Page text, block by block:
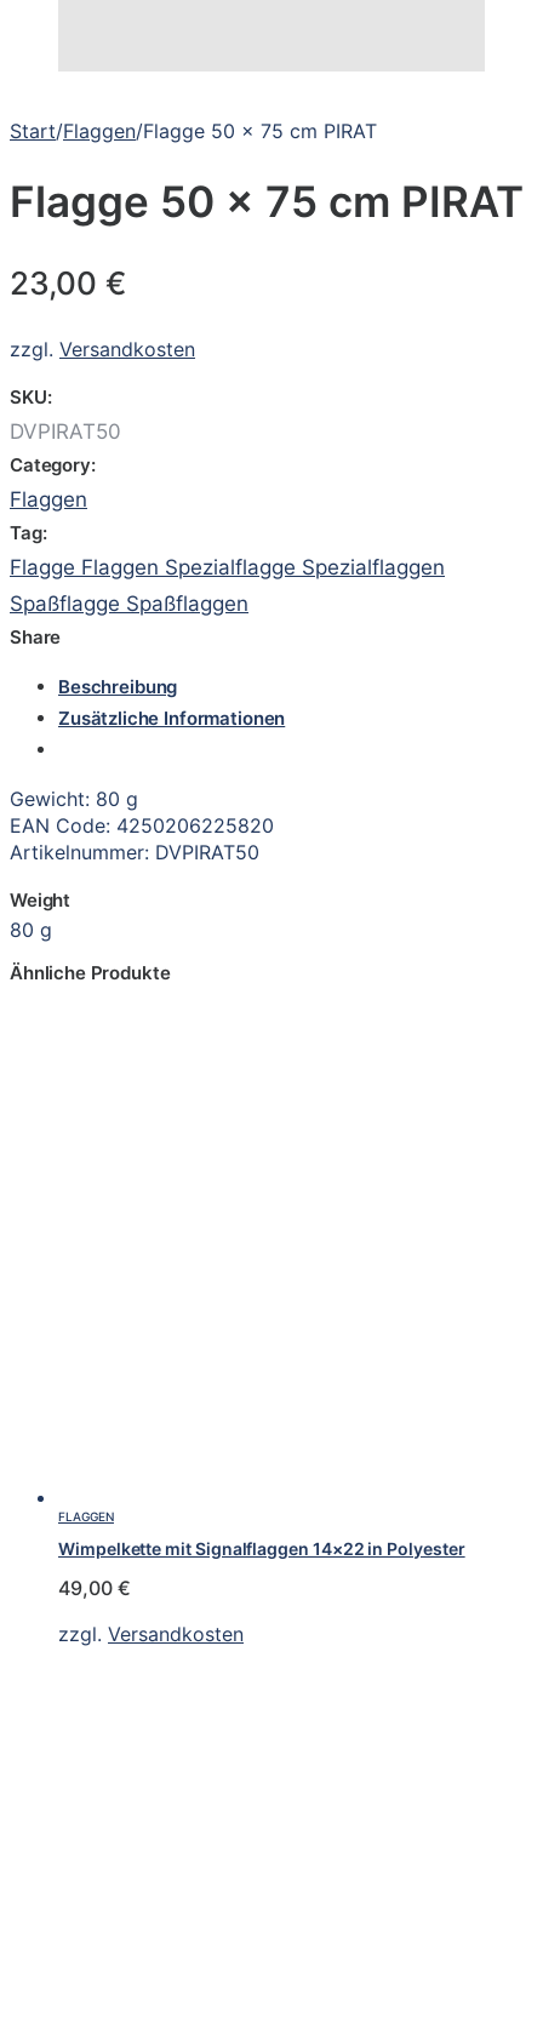
Start/Flaggen/Flagge 50 x 75 cm PIRAT
Flagge 50 x 75 cm PIRAT
23,00 €
zzgl. Versandkosten
SKU:
DVPIRAT50
Category:
Flaggen
Tag:
Flagge Flaggen Spezialflagge Spezialflaggen
Spaßflagge Spaßflaggen
Share
Beschreibung
Zusätzliche Informationen
Gewicht: 80 g
EAN Code: 4250206225820
Artikelnummer: DVPIRAT50
Weight
80 g
Ähnliche Produkte
FLAGGEN
Wimpelkette mit Signalflaggen 14×22 in Polyester
49,00 €
zzgl. Versandkosten